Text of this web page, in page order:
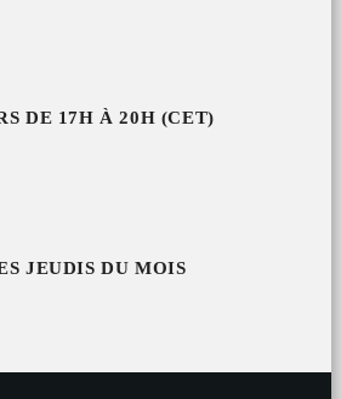
DE 17H À 20H (CET)
JEUDIS DU MOIS